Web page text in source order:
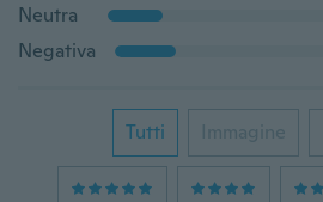
Neutra
Negativa
Tutti Immagine